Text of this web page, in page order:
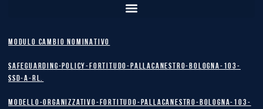
MODULO CAMBIO NOMINATIVO
safeguarding-policy-Fortitudo-Pallacanestro-Bologna-103-
SSD-A-RL.
Modello-Organizzativo-Fortitudo-Pallacanestro-Bologna-103-